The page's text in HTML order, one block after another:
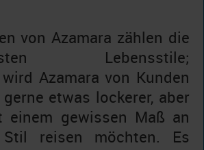
von Azamara zählen die
Lebensstile;
Azamara von Kunden
etwas lockerer, aber
einem gewissen Maß an
reisen möchten. Es